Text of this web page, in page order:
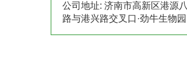
公司地址: 济南市高新区港源八
路与港兴路交叉口·劲牛生物园